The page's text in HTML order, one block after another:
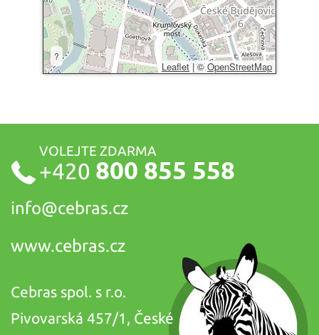
?
Leaflet |©OpenStreetMap
VOLEJTE ZDARMA
+420 800 855 558
info@cebras.cz
www.cebras.cz
Cebras spol. s r.o.
Pivovarská 457/1, České